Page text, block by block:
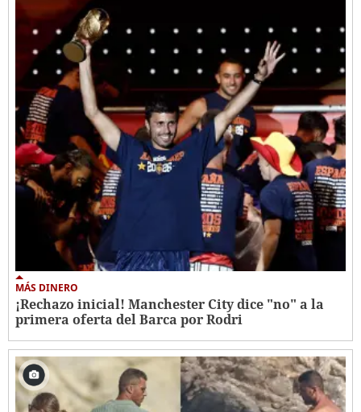
MÁS DINERO
¡Rechazo inicial! Manchester City dice "no" a la
primera oferta del Barca por Rodri